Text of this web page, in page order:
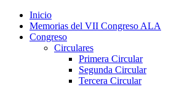
Inicio
Memorias del VII Congreso ALA
Congreso
Circulares
Primera Circular
Segunda Circular
Tercera Circular